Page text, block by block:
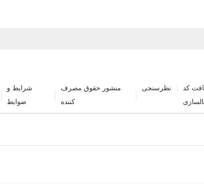
شرایط و
ضوابط
منشور حقوق مصرف
کننده
نظرسنجی
کد